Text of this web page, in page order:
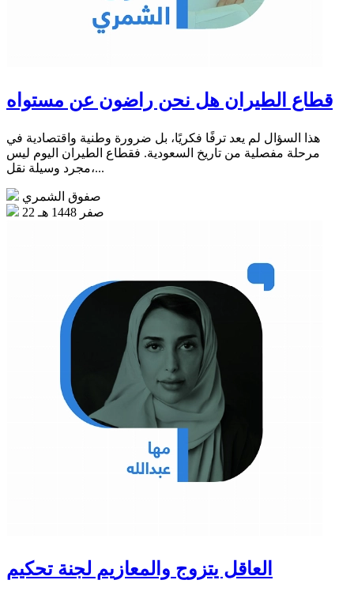
قطاع الطيران هل نحن راضون عن مستواه
هذا السؤال لم يعد ترفًا فكريًا، بل ضرورة وطنية واقتصادية في
مرحلة مفصلية من تاريخ السعودية. فقطاع الطيران اليوم ليس
مجرد وسيلة نقل،...
صفوق الشمري
22 صفر 1448 هـ
العاقل يتزوج والمعازيم لجنة تحكيم